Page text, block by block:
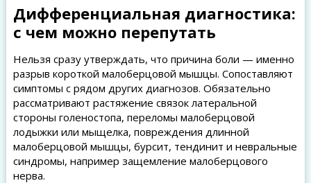
Дифференциальная диагностика:
с чем можно перепутать
Нельзя сразу утверждать, что причина боли — именно
разрыв короткой малоберцовой мышцы. Сопоставляют
симптомы с рядом других диагнозов. Обязательно
рассматривают растяжение связок латеральной
стороны голеностопа, переломы малоберцовой
лодыжки или мыщелка, повреждения длинной
малоберцовой мышцы, бурсит, тендинит и невральные
синдромы, например защемление малоберцового
нерва.